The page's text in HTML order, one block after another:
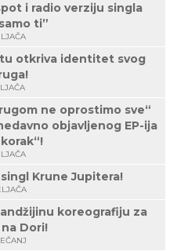
i radio verziju singla
ti”
otkriva identitet svog
ne oprostimo sve“
objavljenog EP-ija
Krune Jupitera!
koreografiju za
Dori!